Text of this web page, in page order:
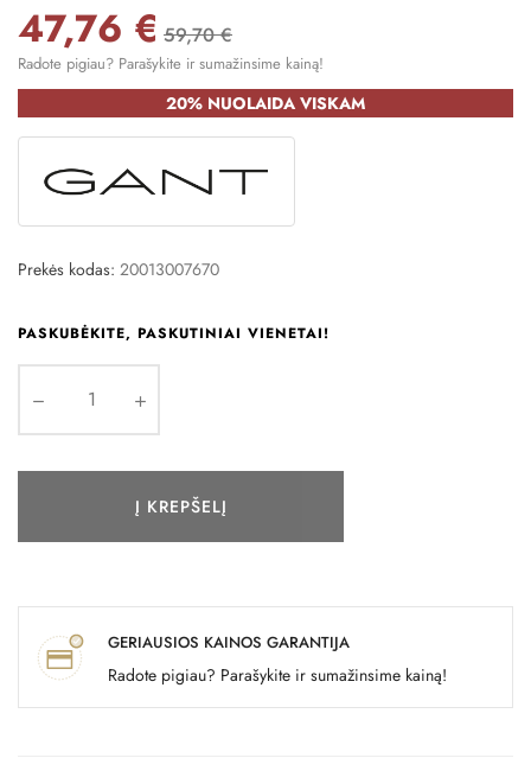
47,76 € 59,70 €
Radote pigiau? Parašykite ir sumažinsime kainą!
20% NUOLAIDA VISKAM
Prekės kodas: 20013007670
PASKUBĖKITE, PASKUTINIAI VIENETAI!
Į KREPŠELĮ
GERIAUSIOS KAINOS GARANTIJA
Radote pigiau? Parašykite ir sumažinsime kainą!